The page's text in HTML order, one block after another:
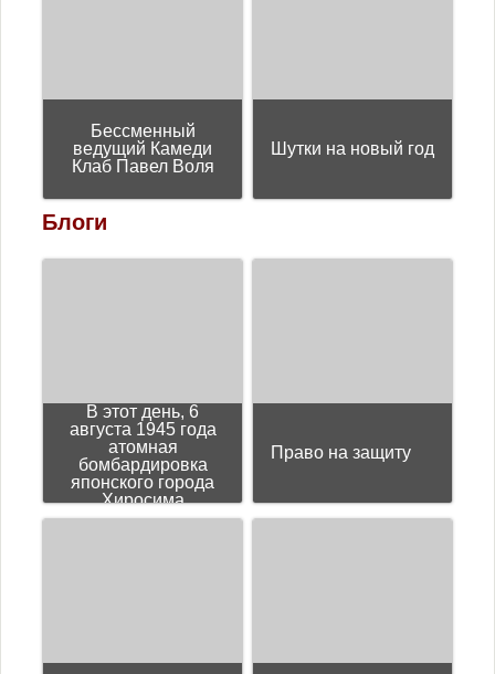
Бессменный
ведущий Камеди
Клаб Павел Воля
Шутки на новый год
Блоги
В этот день, 6
августа 1945 года
атомная
бомбардировка
японского города
Хиросима
Право на защиту